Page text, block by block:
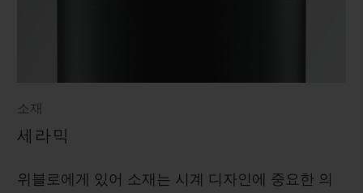
소재
세라믹
위블로에게 있어 소재는 시계 디자인에 중요한 의